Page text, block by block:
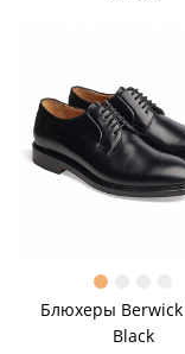
Блюхеры Berwick
Black